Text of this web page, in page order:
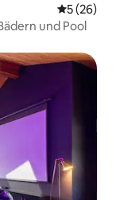
5 (26)
und Pool